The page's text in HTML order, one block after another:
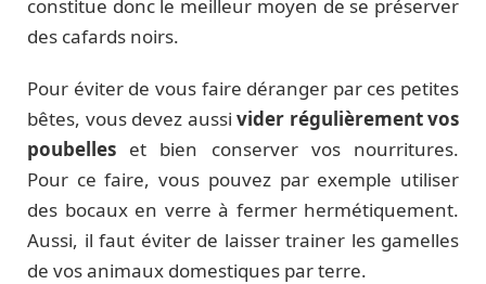
constitue donc le meilleur moyen de se préserver
des cafards noirs.
Pour éviter de vous faire déranger par ces petites
bêtes, vous devez aussi vider régulièrement vos
poubelles et bien conserver vos nourritures.
Pour ce faire, vous pouvez par exemple utiliser
des bocaux en verre à fermer hermétiquement.
Aussi, il faut éviter de laisser trainer les gamelles
de vos animaux domestiques par terre.